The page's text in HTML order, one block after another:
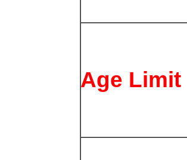
Age Limit